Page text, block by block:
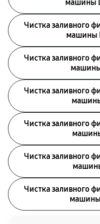
машины
Чистка заливного
машины
Чистка заливного
машины
Чистка заливного
Чистка заливного
Чистка заливного
Чистка заливного
машины